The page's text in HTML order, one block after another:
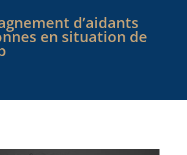
d’aidants
en situation de